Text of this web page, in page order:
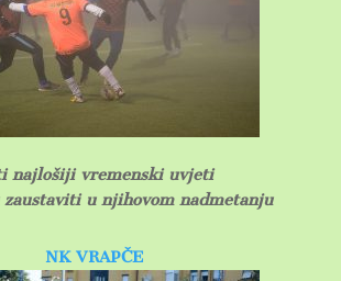
najlošiji vremenski uvjeti
zaustaviti u njihovom nadmetanju
NK VRAPČE